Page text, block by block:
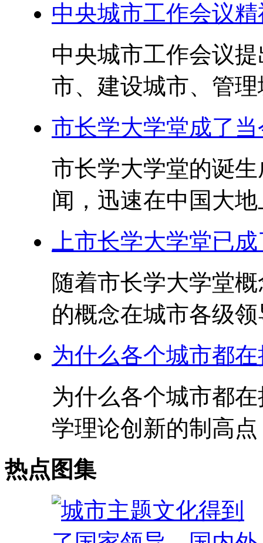
中央城市工作会议
中央城市工作会议
市、建设城市、管
市长学大学堂成了
市长学大学堂的诞
闻，迅速在中国大
上市长学大学堂已
随着市长学大学堂
的概念在城市各级
为什么各个城市都
为什么各个城市都
学理论创新的制高
热点图集